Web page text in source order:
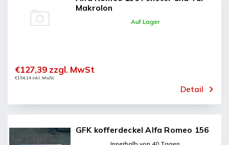
Alphabetisch
Makrolon
Auf Lager
€154,14 inkl. MwSt.
€127,39 zzgl. MwSt
Detail
GFK kofferdeckel Alfa Romeo 156